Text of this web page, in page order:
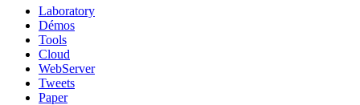
Laboratory
Démos
Tools
Cloud
WebServer
Tweets
Paper